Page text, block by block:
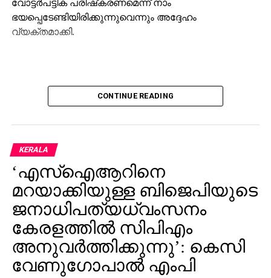
ഭയപ്പെടേണ്ടിയിരിക്കുന്നുവെന്നും അദ്ദേഹം
വ്യക്തമാക്കി.
CONTINUE READING
KERALA
‘എസ്‌ഐആറിനെ
മറയാക്കിയുള്ള ബിജെപിയുടെ
ജനാധിപത്യധ്വംസനം
കേരളത്തില്‍ സിപിഎം
അനുവര്‍ത്തിക്കുന്നു’: കെസി
വേണുഗോപാല്‍ എംപി